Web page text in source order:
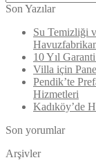
Son Yazılar
Su Temizliği
10 Yıl
Villa için
Pendik’te
Hizmetleri
Kadıköy’de
Son yorumlar
Arşivler